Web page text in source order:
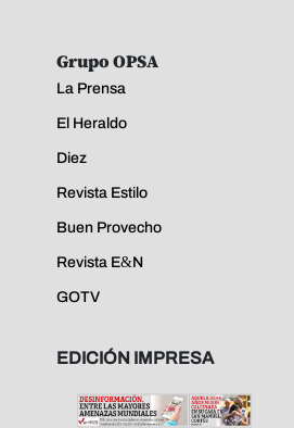
Grupo OPSA
La Prensa
El Heraldo
Diez
Revista Estilo
Buen Provecho
Revista E&N
GOTV
EDICIÓN IMPRESA